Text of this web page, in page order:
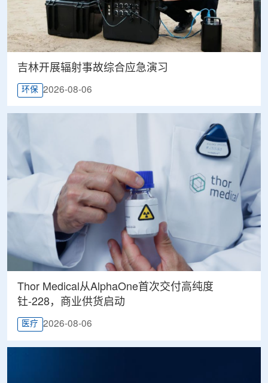
吉林开展辐射事故综合应急演习
环保 2026-08-06
Thor Medical从AlphaOne首次交付高纯度
钍-228，商业供货启动
医疗 2026-08-06